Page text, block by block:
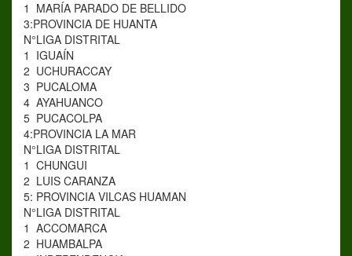
1 MARÍA PARADO DE BELLIDO
3:PROVINCIA DE HUANTA
N°LIGA DISTRITAL
1 IGUAÍN
2 UCHURACCAY
3 PUCALOMA
4 AYAHUANCO
5 PUCACOLPA
4:PROVINCIA LA MAR
N°LIGA DISTRITAL
1 CHUNGUI
2 LUIS CARANZA
5: PROVINCIA VILCAS HUAMAN
N°LIGA DISTRITAL
1 ACCOMARCA
2 HUAMBALPA